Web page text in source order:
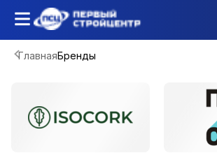
ГлавнаяБренды